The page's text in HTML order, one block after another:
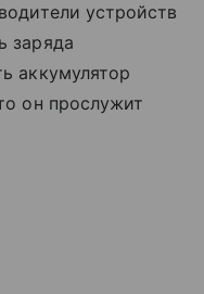
устройств
заряда
аккумулятор
он прослужит